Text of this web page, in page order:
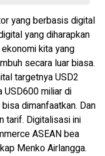
yang berbasis digital
yang diharapkan
kita yang
secara luar biasa.
targetnya USD2
USD600 miliar di
dimanfaatkan. Dan
tarif. Digitalisasi ini
ASEAN bea
Menko Airlangga.